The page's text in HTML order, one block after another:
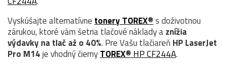
Vyskúšajte alternatívne tonery TOREX®s doživotnou
zárukou, ktoré vám šetria tlačové náklady aznížia
výdavky na tlač až o 40%. Pre Vašu tlačiareň HP LaserJet
Pro M14je vhodný čiernyTOREX® HP CF244A.